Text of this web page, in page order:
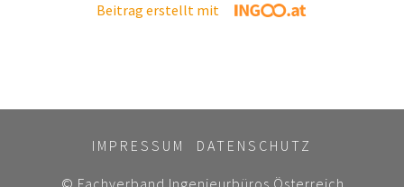
Beitrag erstellt mit
IMPRESSUM DATENSCHUTZ